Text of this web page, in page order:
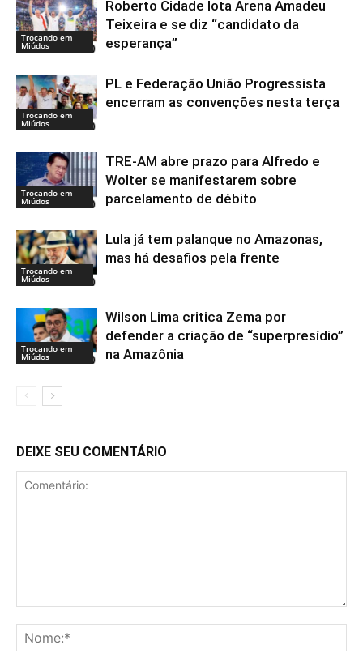
Trocando em
Miúdos
Roberto Cidade lota Arena Amadeu
Teixeira e se diz “candidato da
esperança”
Trocando em
Miúdos
PL e Federação União Progressista
encerram as convenções nesta terça
Trocando em
Miúdos
TRE-AM abre prazo para Alfredo e
Wolter se manifestarem sobre
parcelamento de débito
Trocando em
Miúdos
Lula já tem palanque no Amazonas,
mas há desafios pela frente
Trocando em
Miúdos
Wilson Lima critica Zema por
defender a criação de “superpresídio”
na Amazônia
DEIXE SEU COMENTÁRIO